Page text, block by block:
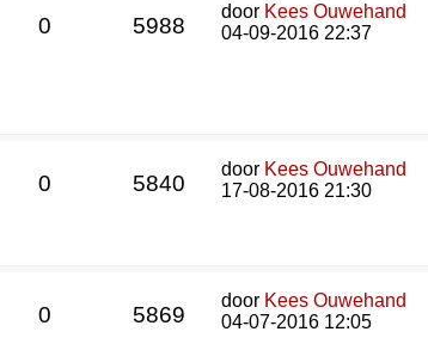
0 5988
door Kees Ouwehand
04-09-2016 22:37
0 5840
door Kees Ouwehand
17-08-2016 21:30
0 5869
door Kees Ouwehand
04-07-2016 12:05